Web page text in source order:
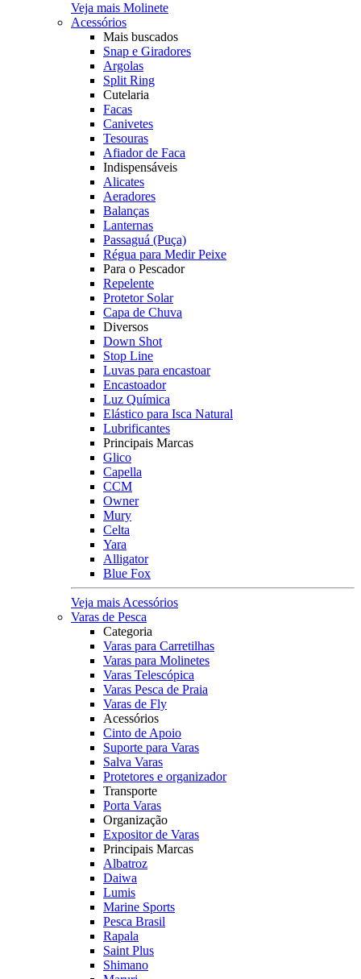
Veja mais Molinete
Acessórios
Mais buscados
Snap e Giradores
Argolas
Split Ring
Cutelaria
Facas
Canivetes
Tesouras
Afiador de Faca
Indispensáveis
Alicates
Aeradores
Balanças
Lanternas
Passaguá (Puça)
Régua para Medir Peixe
Para o Pescador
Repelente
Protetor Solar
Capa de Chuva
Diversos
Down Shot
Stop Line
Luvas para encastoar
Encastoador
Luz Química
Elástico para Isca Natural
Lubrificantes
Principais Marcas
Glico
Capella
CCM
Owner
Mury
Celta
Yara
Alligator
Blue Fox
Veja mais Acessórios
Varas de Pesca
Categoria
Varas para Carretilhas
Varas para Molinetes
Varas Telescópica
Varas Pesca de Praia
Varas de Fly
Acessórios
Cinto de Apoio
Suporte para Varas
Salva Varas
Protetores e organizador
Transporte
Porta Varas
Organização
Expositor de Varas
Principais Marcas
Albatroz
Daiwa
Lumis
Marine Sports
Pesca Brasil
Rapala
Saint Plus
Shimano